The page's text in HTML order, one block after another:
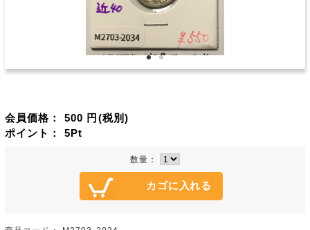
会員価格： 500 円(税別)
ポイント： 5Pt
数量：